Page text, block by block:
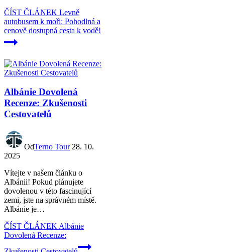
ČÍST ČLÁNEK Levně
autobusem k moři: Pohodlná a
cenově dostupná cesta k vodě!
Albánie Dovolená
Recenze: Zkušenosti
Cestovatelů
OdTerno Tour 28. 10.
2025
Vítejte v našem článku o
Albánii!⁣ Pokud plánujete
dovolenou v ⁤této fascinující
zemi, jste na správném místě.
Albánie je…
ČÍST ČLÁNEK Albánie
Dovolená Recenze: